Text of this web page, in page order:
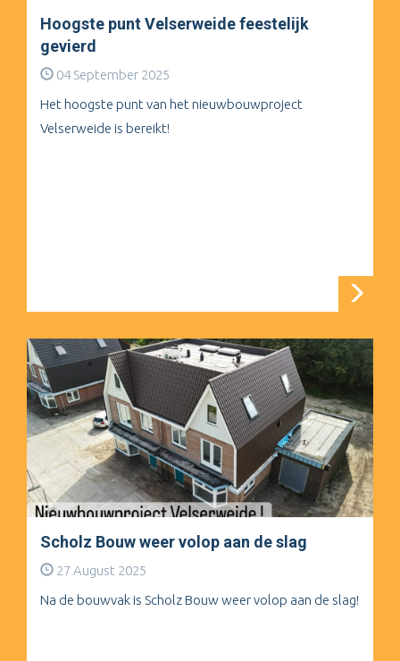
Hoogste punt Velserweide feestelijk
gevierd
04 September 2025
Het hoogste punt van het nieuwbouwproject
Velserweide is bereikt!
Scholz Bouw weer volop aan de slag
27 August 2025
Na de bouwvak is Scholz Bouw weer volop aan de slag!